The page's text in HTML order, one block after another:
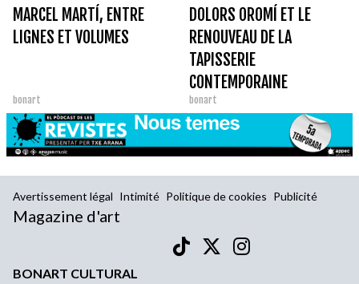
MARCEL MARTÍ, ENTRE
LIGNES ET VOLUMES
bonart
DOLORS OROMÍ ET LE
RENOUVEAU DE LA
TAPISSERIE
CONTEMPORAINE
bonart
Avertissement légal Intimité Politique de cookies Publicité
Magazine d'art
BONART CULTURAL